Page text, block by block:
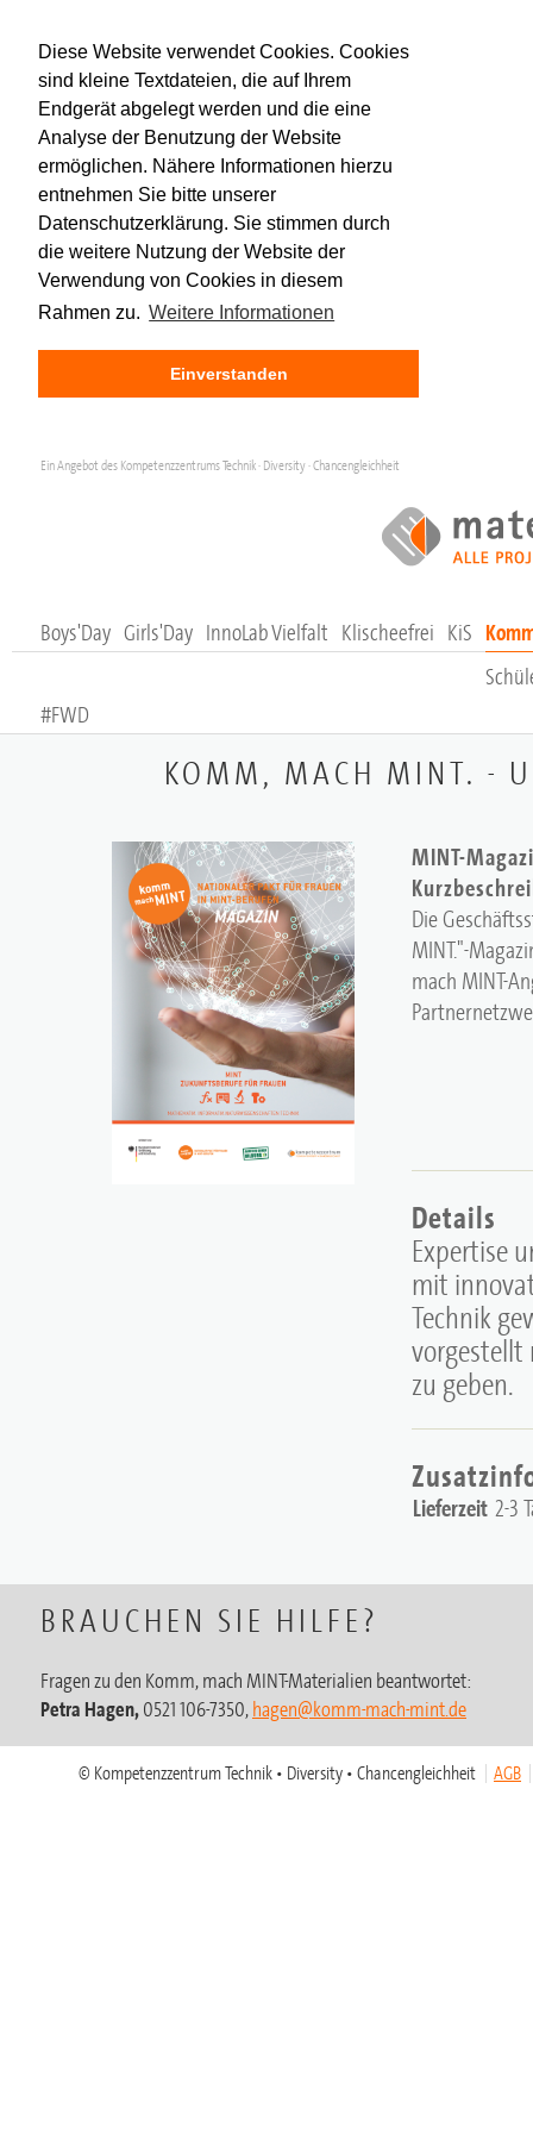
Diese Website verwendet Cookies. Cookies
sind kleine Textdateien, die auf Ihrem
Endgerät abgelegt werden und die eine
Analyse der Benutzung der Website
ermöglichen. Nähere Informationen hierzu
entnehmen Sie bitte unserer
Datenschutzerklärung. Sie stimmen durch
die weitere Nutzung der Website der
Verwendung von Cookies in diesem
Rahmen zu. Weitere Informationen
Einverstanden
Ein Angebot des Kompetenzzentrums Technik · Diversity · Chancengleichheit
Boys'Day Girls'Day InnoLab Vielfalt Klischeefrei KiS
#FWD
KOMM, MACH MINT. -
MINT-
Die
MINT."-
mach MINT-
Details
Expertise
mit
Technik
vorgestellt
zu geben.
Lieferzeit 2-3
BRAUCHEN SIE HILFE?
Fragen zu den Komm, mach MINT-Materialien beantwortet:
Petra Hagen,0521 106-7350,hagen@komm-mach-mint.de
© Kompetenzzentrum Technik • Diversity • Chancengleichheit AGB